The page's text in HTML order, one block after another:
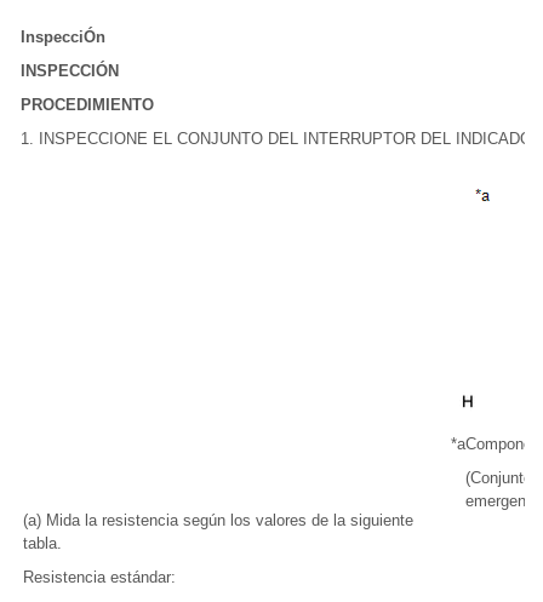
InspecciÓn
INSPECCIÓN
PROCEDIMIENTO
1. INSPECCIONE EL CONJUNTO DEL INTERRUPTOR DEL
(a) Mida la resistencia según los valores de la siguiente
tabla.
Resistencia estándar:
*a
(Conjunto